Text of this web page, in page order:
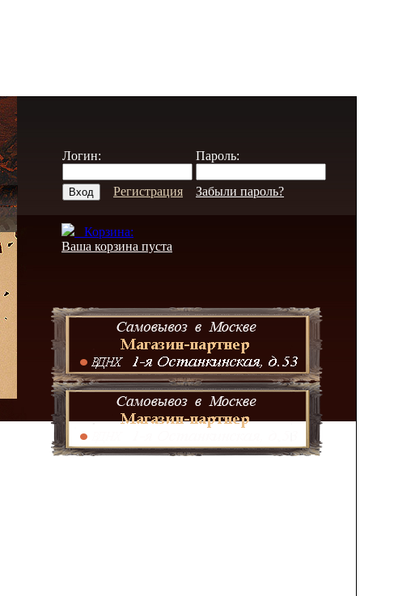
Логин: Пароль:
Регистрация Забыли пароль?
Корзина:
Ваша корзина пуста